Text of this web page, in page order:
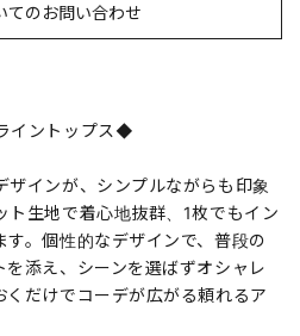
てのお問い合わせ
イントップス◆
ザインが、シンプルながらも印象
ト生地で着心地抜群、1枚でもイン
。個性的なデザインで、普段の
添え、シーンを選ばずオシャレ
くだけでコーデが広がる頼れるア